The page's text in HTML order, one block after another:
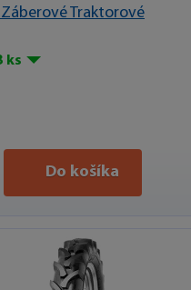
Záberové Traktorové
ks
Do košíka